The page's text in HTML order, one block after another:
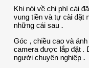
Khi nói về chi phí cài
vung tiền và tự cài đặt
những cái sau .
Góc , chiều cao và
camera được lắp đặt .
người chuyên nghiệp .